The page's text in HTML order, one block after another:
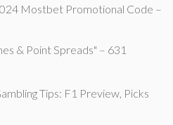
Mostbet Promotional Code –
& Point Spreads" – 631
Tips: F1 Preview, Picks